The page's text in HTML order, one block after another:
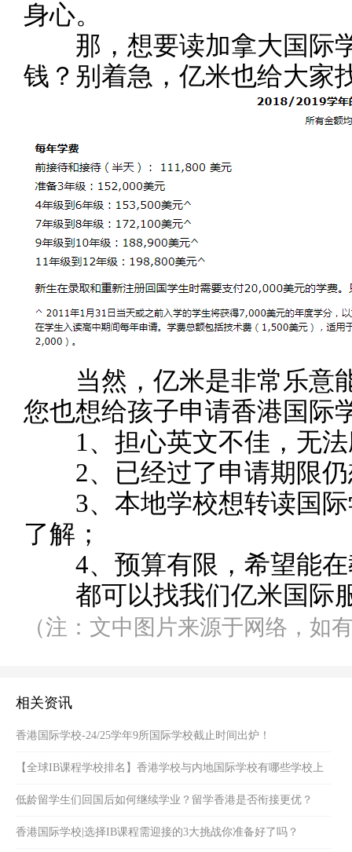
身心。
那，想要读加拿大国际
钱？别着急，亿米也给大家
当然，亿米是非常乐意
您也想给孩子申请香港国际
1、担心英文不佳，无法
2、已经过了申请期限仍
3、本地学校想转读国际
了解；
4、预算有限，希望能在
都可以找我们亿米国际
（注：文中图片来源于网络，如
相关资讯
香港国际学校-24/25学年9所国际学校截止时间出炉！
【全球IB课程学校排名】香港学校与内地国际学校有哪些学校上
榜？
低龄留学生们回国后如何继续学业？留学香港是否衔接更优？
香港国际学校|选择IB课程需迎接的3大挑战你准备好了吗？